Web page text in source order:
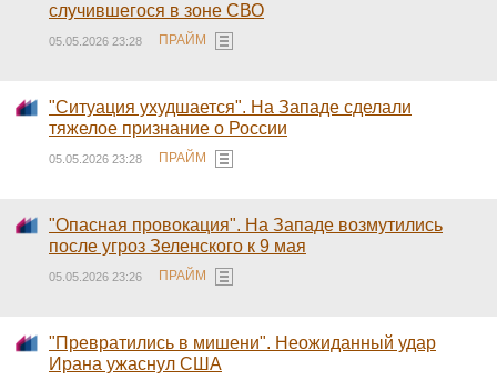
случившегося в зоне СВО
05.05.2026 23:28 ПРАЙМ
"Ситуация ухудшается". На Западе сделали
тяжелое признание о России
05.05.2026 23:28 ПРАЙМ
"Опасная провокация". На Западе возмутились
после угроз Зеленского к 9 мая
05.05.2026 23:26 ПРАЙМ
"Превратились в мишени". Неожиданный удар
Ирана ужаснул США